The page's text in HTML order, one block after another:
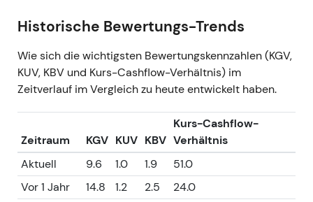
Historische Bewertungs-Trends
Wie sich die wichtigsten Bewertungskennzahlen (KGV,
KUV, KBV und Kurs-Cashflow-Verhältnis) im
Zeitverlauf im Vergleich zu heute entwickelt haben.
Zeitraum KGV KUV KBV
Kurs-Cashflow-
Verhältnis
Aktuell
9.6 1.0 1.9
51.0
Vor 1 Jahr
14.8 1.2 2.5
24.0